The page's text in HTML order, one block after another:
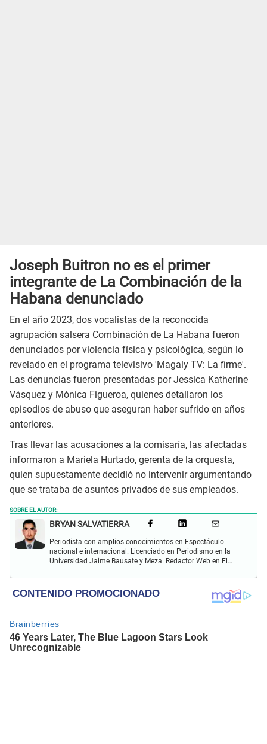
Joseph Buitron no es el primer
integrante de La Combinación de la
Habana denunciado
En el año 2023, dos vocalistas de la reconocida
agrupación salsera Combinación de La Habana fueron
denunciados por violencia física y psicológica, según lo
revelado en el programa televisivo 'Magaly TV: La firme'.
Las denuncias fueron presentadas por Jessica Katherine
Vásquez y Mónica Figueroa, quienes detallaron los
episodios de abuso que aseguran haber sufrido en años
anteriores.
Tras llevar las acusaciones a la comisaría, las afectadas
informaron a Mariela Hurtado, gerenta de la orquesta,
quien supuestamente decidió no intervenir argumentando
que se trataba de asuntos privados de sus empleados.
SOBRE EL AUTOR:
BRYAN SALVATIERRA
Periodista con amplios conocimientos en Espectáculo
nacional e internacional. Licenciado en Periodismo en la
Universidad Jaime Bausate y Meza. Redactor Web en El
películas, series, videojuegos y espectáculo.